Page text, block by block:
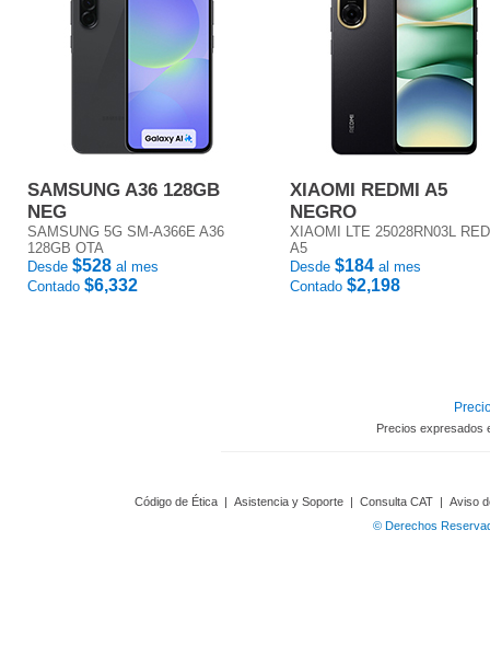
SAMSUNG A36 128GB
NEG
SAMSUNG 5G SM-A366E A36
128GB OTA
Desde $528 al mes
Contado $6,332
XIAOMI REDMI A5
NEGRO
XIAOMI LTE 25028RN03L
A5
Desde $184 al mes
Contado $2,198
Precios expresados
Código de Ética | Asistencia y Soporte | Consulta CAT | Aviso
© Derechos